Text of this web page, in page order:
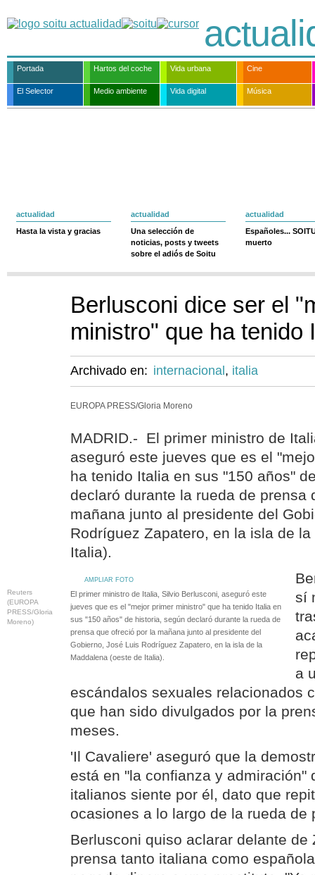
Portada Hartos del coche Vida urbana Cine
El Selector Medio ambiente Vida digital Música
actualidad
Hasta la vista y gracias
actualidad
Una selección de
noticias, posts y tweets
sobre el adiós de Soitu
actualidad
Españoles...
muerto
Berlusconi dice ser el
ministro" que ha tenido
Archivado en: internacional , italia
EUROPA PRESS/Gloria Moreno
MADRID.- El primer ministro de
aseguró este jueves que es el
ha tenido Italia en sus "150 años"
declaró durante la rueda de prensa
mañana junto al presidente del
Rodríguez Zapatero, en la isla de
Italia).
AMPLIAR FOTO
Reuters
(EUROPA
PRESS/Gloria
Moreno)
El primer ministro de Italia, Silvio Berlusconi, aseguró este
jueves que es el "mejor primer ministro" que ha tenido Italia en
sus "150 años" de historia, según declaró durante la rueda de
prensa que ofreció por la mañana junto al presidente del
Gobierno, José Luis Rodríguez Zapatero, en la isla de la
Maddalena (oeste de Italia).
sí
a
escándalos sexuales relacionados
que han sido divulgados por la
meses.
'Il Cavaliere' aseguró que la
está en "la confianza y admiración"
italianos siente por él, dato que
ocasiones a lo largo de la rueda de
Berlusconi quiso aclarar delante de
prensa tanto italiana como